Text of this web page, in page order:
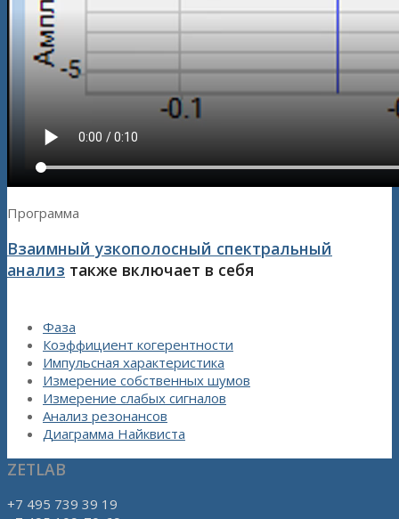
Программа
Взаимный узкополосный спектральный
анализ также включает в себя
Фаза
Коэффициент когерентности
Импульсная характеристика
Измерение собственных шумов
Измерение слабых сигналов
Анализ резонансов
Диаграмма Найквиста
ZETLAB
+7 495 739 39 19